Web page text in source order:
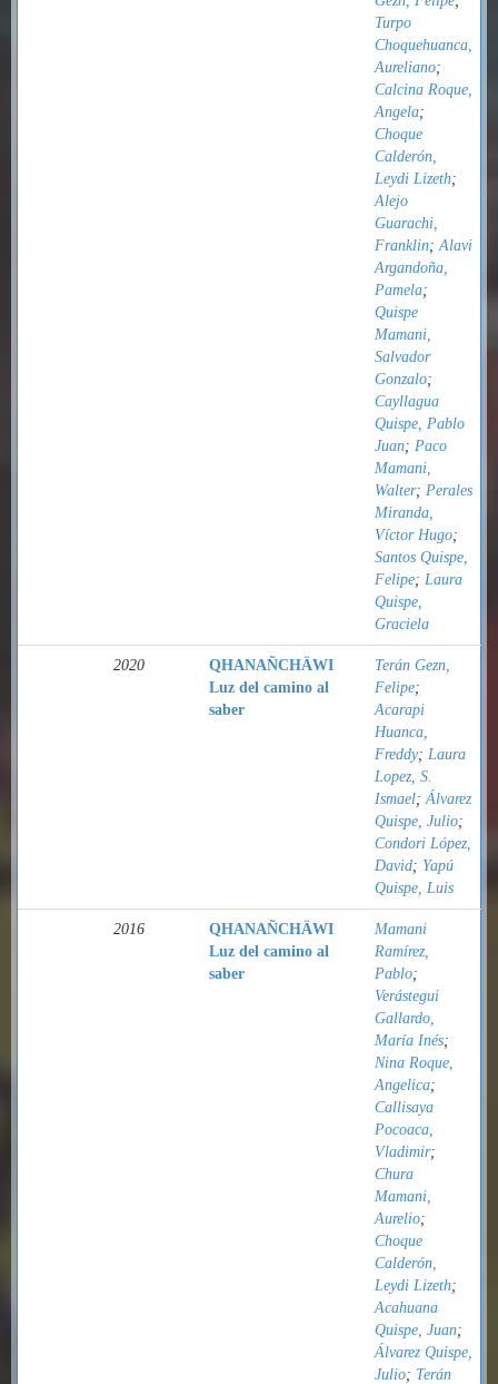
Turpo
Choquehuanca,
Aureliano;
Calcina Roque,
Angela;
Choque
Calderón,
Leydi Lizeth;
Alejo
Guarachi,
Franklin;Alavi
Argandoña,
Pamela;
Quispe
Mamani,
Salvador
Gonzalo;
Cayllagua
Quispe, Pablo
Juan; Paco
Mamani,
Walter; Perales
Miranda,
Víctor Hugo;
Santos Quispe,
Felipe; Laura
Quispe,
Graciela
2020
QHANAÑCHÄWI
Luz del camino al
saber
Terán Gezn,
Felipe;
Acarapi
Huanca,
Freddy; Laura
Lopez, S.
Ismael;Álvarez
Quispe, Julio;
Condori López,
David; Yapú
Quispe, Luis
2016
QHANAÑCHÄWI
Luz del camino al
saber
Mamani
Ramírez,
Pablo;
Verástegui
Gallardo,
María Inés;
Nina Roque,
Angelica;
Callisaya
Pocoaca,
Vladimir;
Chura
Mamani,
Aurelio;
Choque
Calderón,
Leydi Lizeth;
Acahuana
Quispe, Juan;
Álvarez Quispe,
Julio; Terán